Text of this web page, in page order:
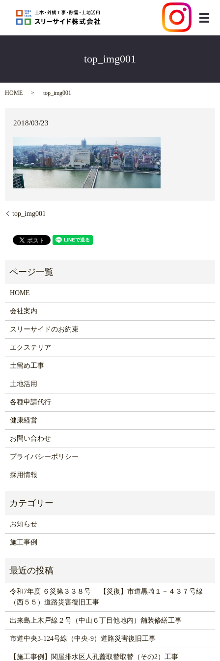
メ
top_img001
HOME top_img001
2018/03/23
top_img001
HOME
会社案内
スリーサイドのお約束
エクステリア
土留め工事
土地活用
各種申請代行
健康経営
お問い合わせ
プライバシーポリシー
採用情報
お知らせ
施工事例
令和7年度 ６災第３３８号 【災復】市道黒埼１－４３７号線
（西５５）道路災害復旧工事
出来島上木戸線２号（中山６丁目他地内）舗装修繕工事
市道中央3-124号線（中央-9）道路災害復旧工事
【施工事例】関屋排水区人孔蓋取替取替（その2）工事